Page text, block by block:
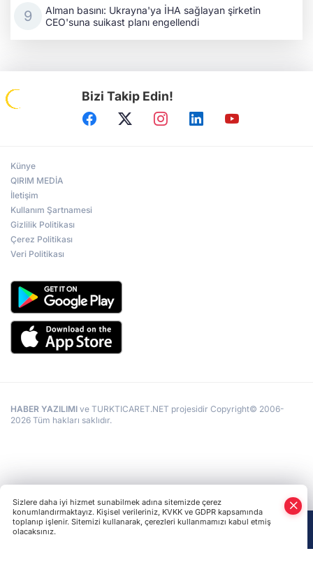
Alman basını: Ukrayna'ya İHA sağlayan şirketin
CEO'suna suikast planı engellendi
Bizi Takip Edin!
Künye
QIRIM MEDİA
İletişim
Kullanım Şartnamesi
Gizlilik Politikası
Çerez Politikası
Veri Politikası
HABER YAZILIMI ve TURKTICARET.NET projesidir Copyright© 2006-
2026 Tüm hakları saklıdır.
Sizlere daha iyi hizmet sunabilmek adına sitemizde çerez
konumlandırmaktayız. Kişisel verileriniz, KVKK ve GDPR kapsamında
toplanıp işlenir. Sitemizi kullanarak, çerezleri kullanmamızı kabul etmiş
olacaksınız.